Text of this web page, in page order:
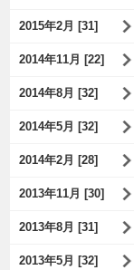
2015年2月 [31]
2014年11月 [22]
2014年8月 [32]
2014年5月 [32]
2014年2月 [28]
2013年11月 [30]
2013年8月 [31]
2013年5月 [32]